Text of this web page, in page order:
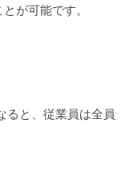
が可能です。
ると、従業員は全員